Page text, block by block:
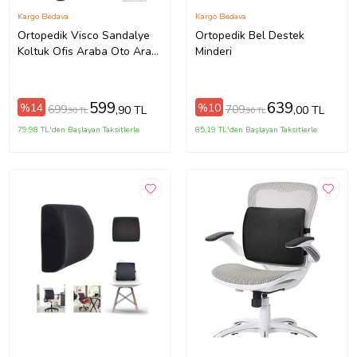
Ortopedik Visco Sandalye
Koltuk Ofis Araba Oto Araç
Kargo Bedava
%14 699,90 TL 599,90 TL
79,98 TL'den Başlayan Taksitlerle
Ortopedik Bel Destek
Minderi
Kargo Bedava
%10 709,90 TL 639,00 TL
85,19 TL'den Başlayan Taksitlerle